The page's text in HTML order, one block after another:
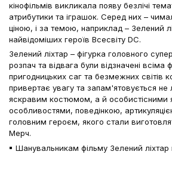
кінофільмів викликала появу безлічі
атрибутики та іграшок. Серед них –
ціною, і за темою, наприклад – Зелений
найвідоміших героїв Всесвіту DC.
Зелений ліхтар – фігурка головного
розпач та відвага були відзначені всіма
пригодницьких саг та безмежних світів
привертає увагу та запам'ятовується
яскравим костюмом, а й особистісними
особливостями, поведінкою,
головним героєм, якого стали
Мерч.
Шанувальникам фільму Зелений ліхтар